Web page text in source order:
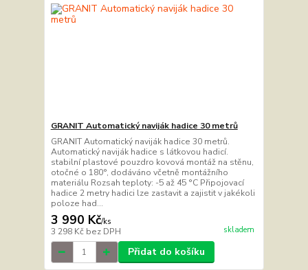
GRANIT Automatický naviják hadice 30 metrů
GRANIT Automatický naviják hadice 30 metrů.
Automatický naviják hadice s látkovou hadicí.
stabilní plastové pouzdro kovová montáž na stěnu,
otočné o 180°, dodáváno včetně montážního
materiálu Rozsah teploty: -5 až 45 °C Připojovací
hadice 2 metry hadici lze zastavit a zajistit v jakékoli
poloze had...
3 990 Kč/ks
3 298 Kč bez DPH skladem
Přidat do košíku